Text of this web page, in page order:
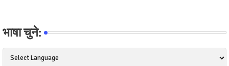
भाषा चुने: